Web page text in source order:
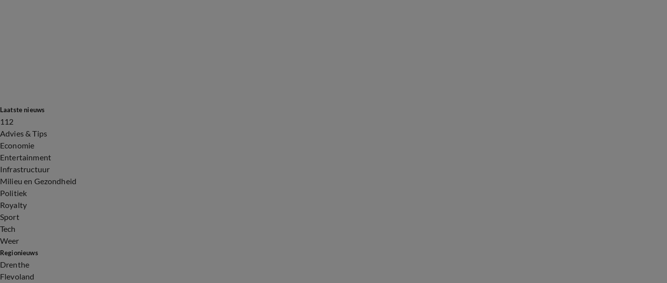
Laatste nieuws
112
Advies & Tips
Economie
Entertainment
Infrastructuur
Milieu en Gezondheid
Politiek
Royalty
Sport
Tech
Weer
Regionieuws
Drenthe
Flevoland